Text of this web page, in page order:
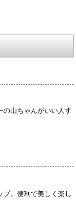
の山ちゃんがいい人す
プ。便利で美しく楽し